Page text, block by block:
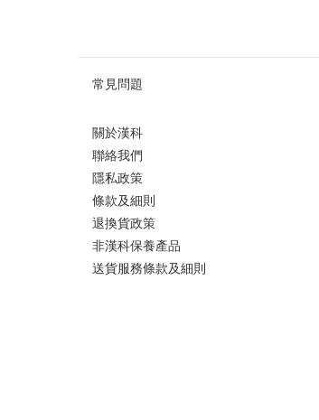
常見問題
關於漢科
聯絡我們
隱私政策
條款及細則
退換貨政策
非漢科保養產品
送貨服務條款及細則